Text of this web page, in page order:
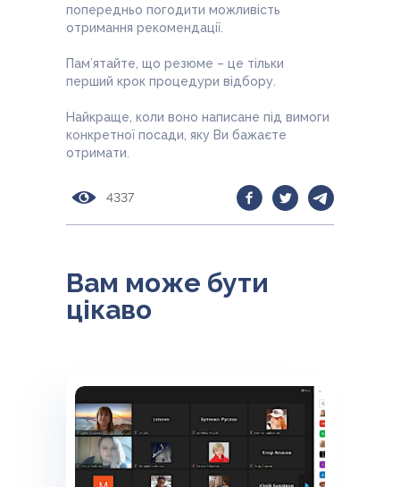
попередньо погодити можливість
отримання рекомендації.
Пам’ятайте, що резюме – це тільки
перший крок процедури відбору.
Найкраще, коли воно написане під вимоги
конкретної посади, яку Ви бажаєте
отримати.
4337
Вам може бути
цікаво